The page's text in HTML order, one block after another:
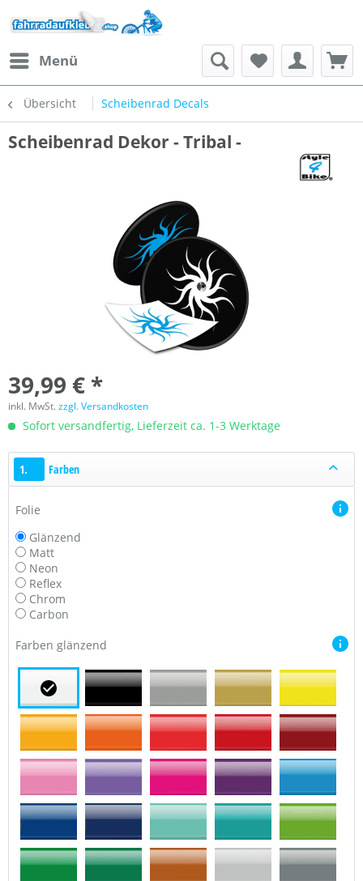
Menü
Übersicht Scheibenrad Decals
Scheibenrad Dekor - Tribal -
39,99 € *
inkl. MwSt.zzgl. Versandkosten
Sofort versandfertig, Lieferzeit ca. 1-3 Werktage
1. Farben
Folie
Glänzend
Matt
Neon
Reflex
Chrom
Carbon
Farben glänzend